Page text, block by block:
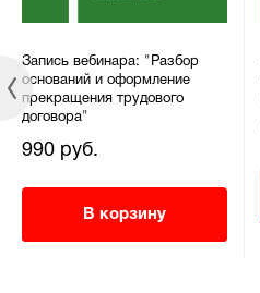
Запись вебинара: "Разбор
оснований и оформление
прекращения трудового
договора"
990 руб.
В корзину